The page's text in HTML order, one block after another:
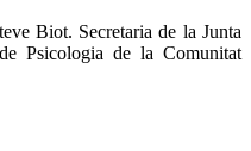
Biot. Secretaria de la Junta
Psicologia de la Comunitat